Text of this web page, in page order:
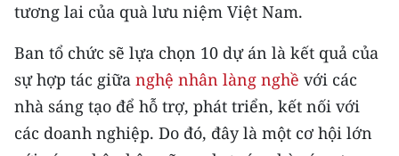
tương lai của quà lưu niệm Việt Nam.
Ban tổ chức sẽ lựa chọn 10 dự án là kết quả của
sự hợp tác giữa nghệ nhân làng nghề với các
nhà sáng tạo để hỗ trợ, phát triển, kết nối với
các doanh nghiệp. Do đó, đây là một cơ hội lớn